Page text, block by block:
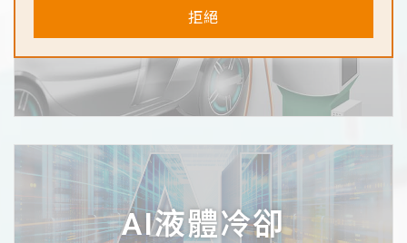
汽車
AI液體冷卻
拒絕